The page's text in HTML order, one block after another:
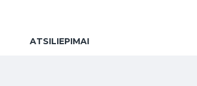
ATSILIEPIMAI